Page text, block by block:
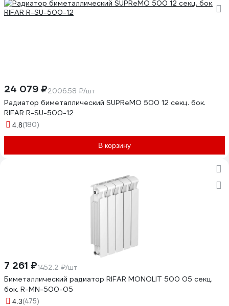
24 079 ₽2006.58 ₽/шт
Радиатор биметаллический SUPReMO 500 12 секц. бок.
RIFAR R-SU-500-12
4.8(180)
В корзину
7 261 ₽1452.2 ₽/шт
Биметаллический радиатор RIFAR MONOLIT 500 05 секц.
бок. R-MN-500-05
4.3(475)